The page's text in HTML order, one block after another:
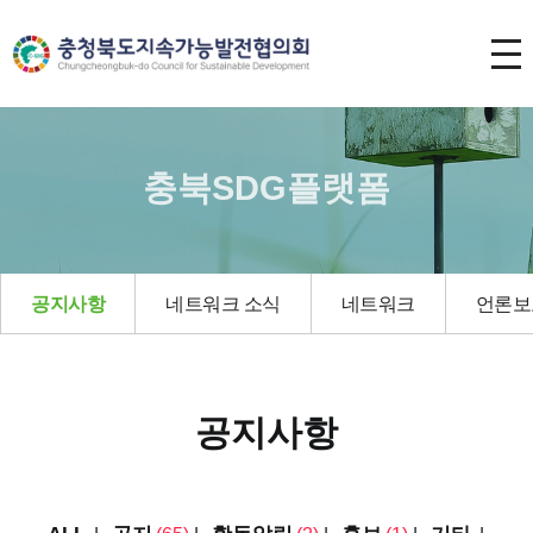
충북SDG플랫폼
공지사항 네트워크 소식 네트워크 언론
공지사항